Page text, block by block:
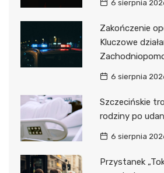
6 sierpnia
Zakończenie
Kluczowe
6 sierpnia
Szczecińskie
rodziny po
6 sierpnia
Przystanek